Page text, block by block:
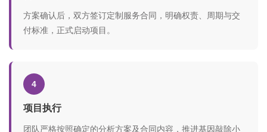
方案确认后，双方签订定制服务合同，明确权责、周期与交
付标准，正式启动项目。
4
项目执行
团队严格按照确定的分析方案及合同内容，推进基因敲除小